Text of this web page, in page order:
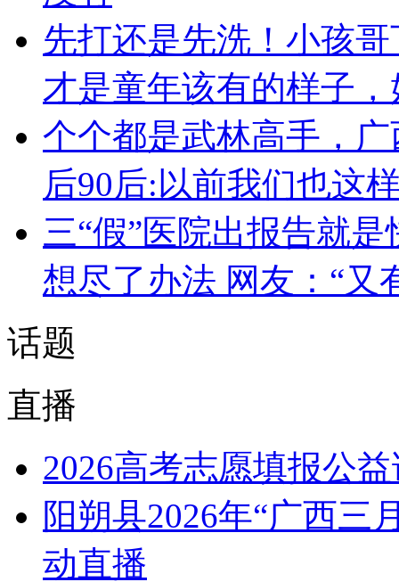
先打还是先洗！小孩
才是童年该有的样子
个个都是武林高手，
后90后:以前我们也这
三“假”医院出报告就
想尽了办法 网友：“又
话题
直播
2026高考志愿填报公
阳朔县2026年“广西三
动直播